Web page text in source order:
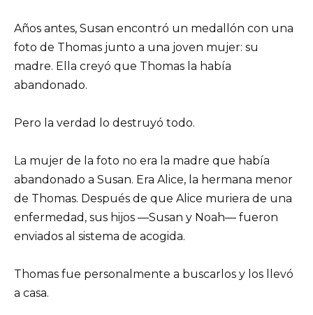
Años antes, Susan encontró un medallón con una
foto de Thomas junto a una joven mujer: su
madre. Ella creyó que Thomas la había
abandonado.
Pero la verdad lo destruyó todo.
La mujer de la foto no era la madre que había
abandonado a Susan. Era Alice, la hermana menor
de Thomas. Después de que Alice muriera de una
enfermedad, sus hijos —Susan y Noah— fueron
enviados al sistema de acogida.
Thomas fue personalmente a buscarlos y los llevó
a casa.